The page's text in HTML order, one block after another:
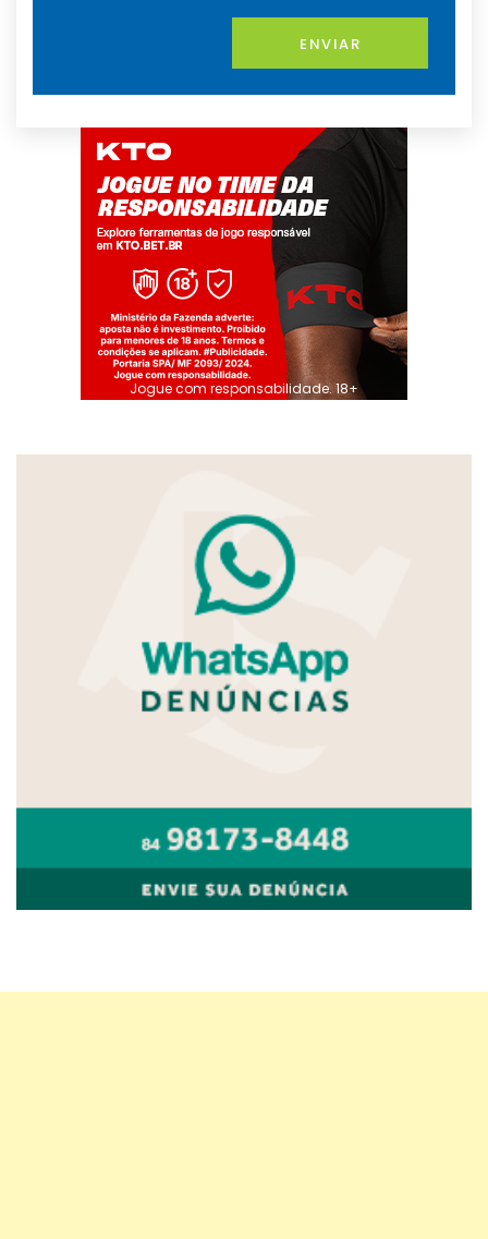
ENVIAR
Jogue com responsabilidade. 18+